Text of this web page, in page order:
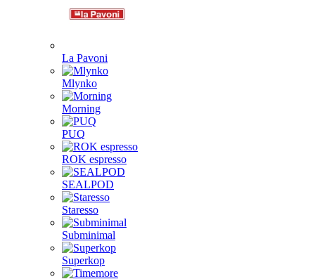
La Pavoni
Mlynko
Morning
PUQ
ROK espresso
SEALPOD
Staresso
Subminimal
Superkop